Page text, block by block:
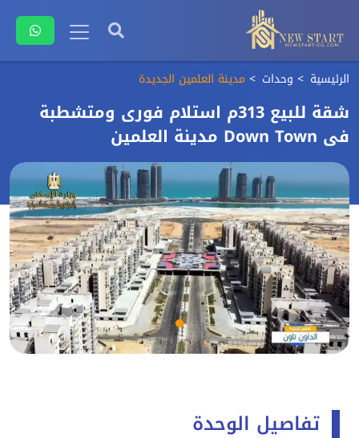
الرئيسية وحدات مدينة العلمين الجديدة
شقة للبيع 313م استلام فورى ومتشطبة
فى Down Town مدينة العلمين
تفاصيل الوحدة